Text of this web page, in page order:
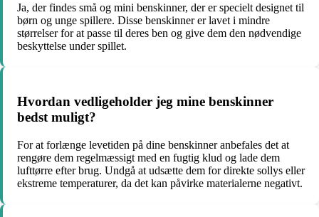
Ja, der findes små og mini benskinner, der er specielt designet til
børn og unge spillere. Disse benskinner er lavet i mindre
størrelser for at passe til deres ben og give dem den nødvendige
beskyttelse under spillet.
Hvordan vedligeholder jeg mine benskinner
bedst muligt?
For at forlænge levetiden på dine benskinner anbefales det at
rengøre dem regelmæssigt med en fugtig klud og lade dem
lufttørre efter brug. Undgå at udsætte dem for direkte sollys eller
ekstreme temperaturer, da det kan påvirke materialerne negativt.